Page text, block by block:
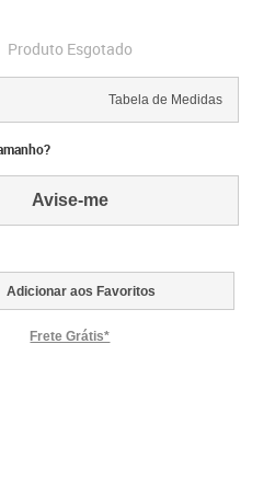
Produto Esgotado
Tabela de Medidas
Avise-me
Adicionar aos Favoritos
Frete Grátis*